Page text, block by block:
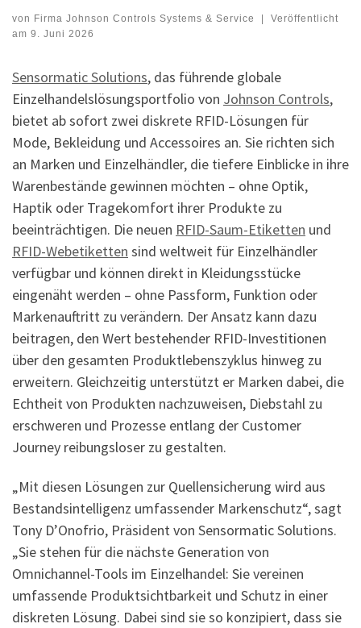
von Firma Johnson Controls Systems & Service |
Veröffentlicht
am 9. Juni 2026
Sensormatic Solutions, das führende globale
Einzelhandelslösungsportfolio von Johnson Controls,
bietet ab sofort zwei diskrete RFID-Lösungen für
Mode, Bekleidung und Accessoires an. Sie richten sich
an Marken und Einzelhändler, die tiefere Einblicke in ihre
Warenbestände gewinnen möchten – ohne Optik,
Haptik oder Tragekomfort ihrer Produkte zu
beeinträchtigen. Die neuen RFID-Saum-Etiketten und
RFID-Webetiketten sind weltweit für Einzelhändler
verfügbar und können direkt in Kleidungsstücke
eingenäht werden – ohne Passform, Funktion oder
Markenauftritt zu verändern. Der Ansatz kann dazu
beitragen, den Wert bestehender RFID-Investitionen
über den gesamten Produktlebenszyklus hinweg zu
erweitern. Gleichzeitig unterstützt er Marken dabei, die
Echtheit von Produkten nachzuweisen, Diebstahl zu
erschweren und Prozesse entlang der Customer
Journey reibungsloser zu gestalten.
„Mit diesen Lösungen zur Quellensicherung wird aus
Bestandsintelligenz umfassender Markenschutz“, sagt
Tony D’Onofrio, Präsident von Sensormatic Solutions.
„Sie stehen für die nächste Generation von
Omnichannel-Tools im Einzelhandel: Sie vereinen
umfassende Produktsichtbarkeit und Schutz in einer
diskreten Lösung. Dabei sind sie so konzipiert, dass sie